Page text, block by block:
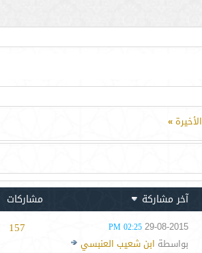
الأخيرة»
آخر مشاركة مشاركات
29-08-2015
02:25 PM
بواسطة ابن شعيب العنبسي
157